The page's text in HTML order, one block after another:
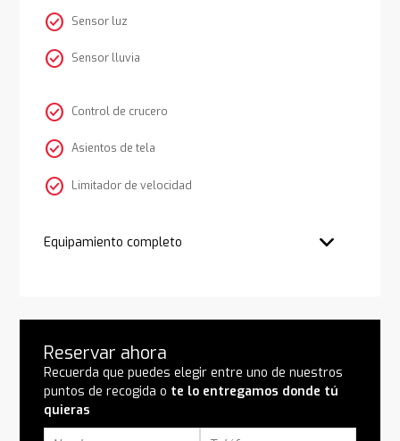
check_circle Sensor luz
check_circle Sensor lluvia
check_circle Control de crucero
check_circle Asientos de tela
check_circle Limitador de velocidad
Equipamiento completo
Reservar ahora
Recuerda que puedes elegir entre uno de nuestros
puntos de recogida o te lo entregamos donde tú
quieras